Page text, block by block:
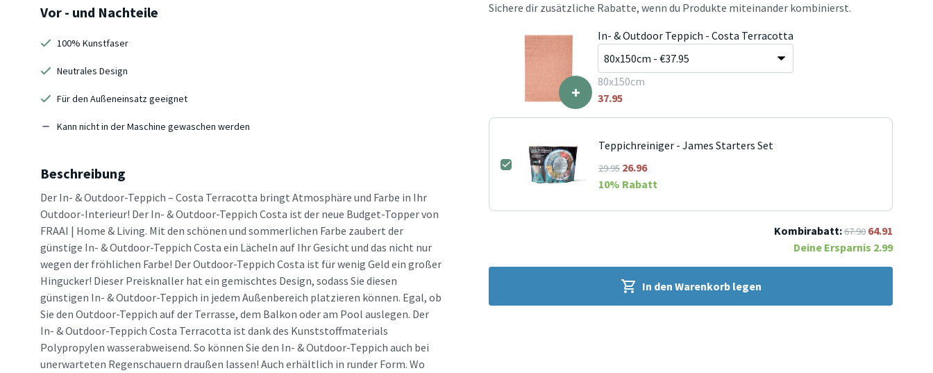
Vor - und Nachteile
100% Kunstfaser
Neutrales Design
Für den Außeneinsatz geeignet
Kann nicht in der Maschine gewaschen werden
Beschreibung
Der In- & Outdoor-Teppich – Costa Terracotta bringt Atmosphäre und Farbe in Ihr
Outdoor-Interieur! Der In- & Outdoor-Teppich Costa ist der neue Budget-Topper von
FRAAI | Home & Living. Mit den schönen und sommerlichen Farbe zaubert der
günstige In- & Outdoor-Teppich Costa ein Lächeln auf Ihr Gesicht und das nicht nur
wegen der fröhlichen Farbe! Der Outdoor-Teppich Costa ist für wenig Geld ein großer
Hingucker! Dieser Preisknaller hat ein gemischtes Design, sodass Sie diesen
günstigen In- & Outdoor-Teppich in jedem Außenbereich platzieren können. Egal, ob
Sie den Outdoor-Teppich auf der Terrasse, dem Balkon oder am Pool auslegen. Der
In- & Outdoor-Teppich Costa Terracotta ist dank des Kunststoffmaterials
Polypropylen wasserabweisend. So können Sie den In- & Outdoor-Teppich auch bei
unerwarteten Regenschauern draußen lassen! Auch erhältlich in runder Form. Wo
Sichere dir zusätzliche Rabatte, wenn du Produkte miteinander kombinierst.
+
In- & Outdoor Teppich - Costa Terracotta
80x150cm
37.95
Teppichreiniger - James Starters Set
29.95 26.96
10% Rabatt
Kombirabatt:67.90 64.91
Deine Ersparnis 2.99
In den Warenkorb legen